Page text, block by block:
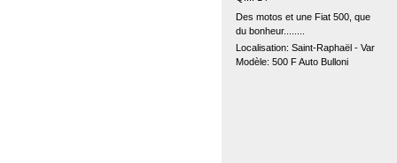
Des motos et une Fiat 500, que
du bonheur........
Localisation: Saint-Raphaël - Var
Modèle: 500 F Auto Bulloni